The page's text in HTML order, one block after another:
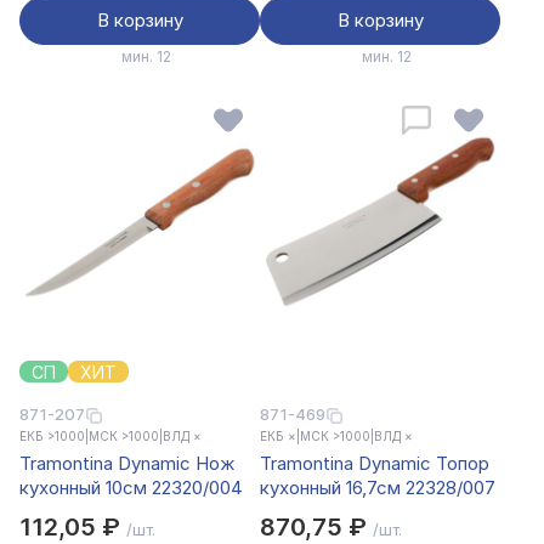
В корзину
мин. 12
В корзину
мин. 12
СП ХИТ
871-207
ЕКБ >1000 МСК >1000 ВЛД ×
Tramontina Dynamic Нож
кухонный 10см 22320/004
112,05 ₽ /шт.
871-469
ЕКБ × МСК >1000 ВЛД ×
Tramontina Dynamic Топор
кухонный 16,7см 22328/007
870,75 ₽ /шт.